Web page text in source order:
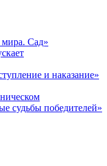
Сад»
и наказание»
судьбы победителей»